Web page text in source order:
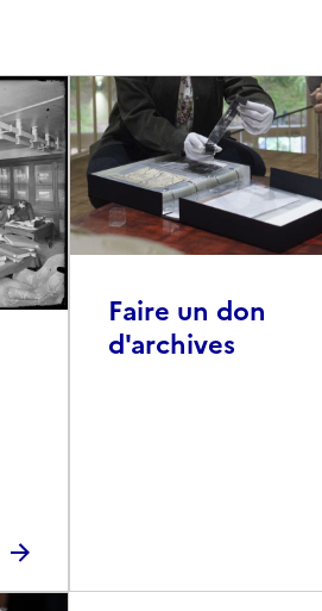
Faire un don
d'archives